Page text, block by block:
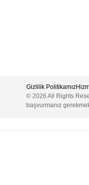
Gizlilik Politikamız
© 2026 All Rights
başvurmanız